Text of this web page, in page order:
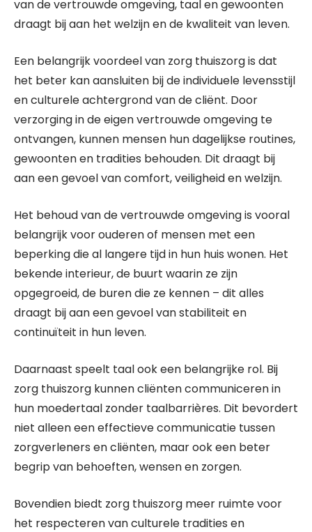
van de vertrouwde omgeving, taal en gewoonten
draagt bij aan het welzijn en de kwaliteit van leven.
Een belangrijk voordeel van zorg thuiszorg is dat
het beter kan aansluiten bij de individuele levensstijl
en culturele achtergrond van de cliënt. Door
verzorging in de eigen vertrouwde omgeving te
ontvangen, kunnen mensen hun dagelijkse routines,
gewoonten en tradities behouden. Dit draagt bij
aan een gevoel van comfort, veiligheid en welzijn.
Het behoud van de vertrouwde omgeving is vooral
belangrijk voor ouderen of mensen met een
beperking die al langere tijd in hun huis wonen. Het
bekende interieur, de buurt waarin ze zijn
opgegroeid, de buren die ze kennen – dit alles
draagt bij aan een gevoel van stabiliteit en
continuïteit in hun leven.
Daarnaast speelt taal ook een belangrijke rol. Bij
zorg thuiszorg kunnen cliënten communiceren in
hun moedertaal zonder taalbarrières. Dit bevordert
niet alleen een effectieve communicatie tussen
zorgverleners en cliënten, maar ook een beter
begrip van behoeften, wensen en zorgen.
Bovendien biedt zorg thuiszorg meer ruimte voor
het respecteren van culturele tradities en